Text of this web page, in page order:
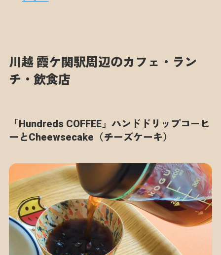
川越 霞ケ関駅周辺のカフェ・ラン
チ・飲食店
「Hundreds COFFEE」ハンドドリップコーヒ
ーとCheewsecake（チーズケーキ）